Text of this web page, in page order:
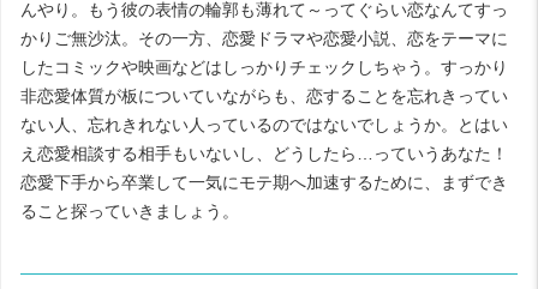
んやり。もう彼の表情の輪郭も薄れて～ってぐらい恋なんてすっ
かりご無沙汰。その一方、恋愛ドラマや恋愛小説、恋をテーマに
したコミックや映画などはしっかりチェックしちゃう。すっかり
非恋愛体質が板についていながらも、恋することを忘れきってい
ない人、忘れきれない人っているのではないでしょうか。とはい
え恋愛相談する相手もいないし、どうしたら…っていうあなた！
恋愛下手から卒業して一気にモテ期へ加速するために、まずでき
ること探っていきましょう。